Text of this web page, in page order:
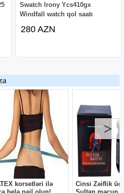
Swatch Irony Ycs410gx
Windfall watch qol saatı
280 AZN